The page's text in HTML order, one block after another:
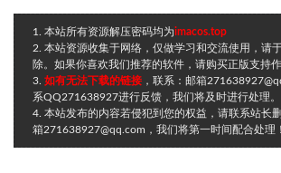
1. 本站所有资源解压密码均为imacos.top
2. 本站资源收集于网络，仅做学习和交流使用，请
除。如果你喜欢我们推荐的软件，请购买正版支持作
3. 如有无法下载的链接 ，联系：邮箱
系QQ271638927进行反馈，我们将及时进行处理。
4. 本站发布的内容若侵犯到您的权益，请联系站长
箱271638927@qq.com，我们将第一时间配合处理！